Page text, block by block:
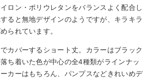
ロン・ポリウレタンをバランスよく配合し
ると無地デザインのようですが、キラキラ
られています。
カバーするショート丈。カラーはブラック
ち着いた色が中心の全4種類がラインナッ
カーはもちろん、パンプスなどきれいめデ